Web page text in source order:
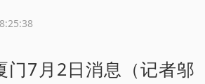
门7月2日消息（记者邬